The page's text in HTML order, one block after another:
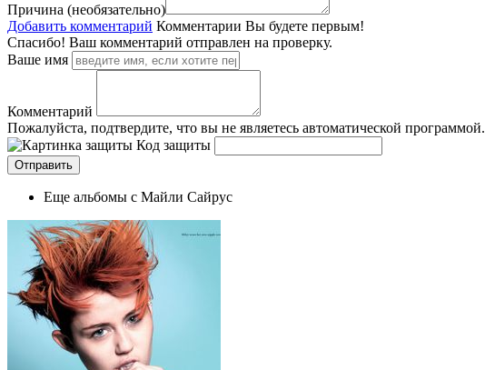
Причина (необязательно)
Добавить комментарий Комментарии Вы будете первым!
Спасибо! Ваш комментарий отправлен на проверку.
Ваше имя
Комментарий
Пожалуйста, подтвердите, что вы не являетесь автоматической программой.
Код защиты
Еще альбомы с Майли Сайрус